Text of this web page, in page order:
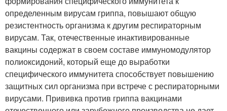
определенным вирусам гриппа, повышают общую
резистентность организма к другим респираторным
вирусам. Так, отечественные инактивированные
вакцины содержат в своем составе иммуномодулятор
полиоксидоний, который еще до выработки
специфического иммунитета способствует повышению
защитных сил организма при встрече с респираторными
вирусами. Прививка против гриппа вакцинами